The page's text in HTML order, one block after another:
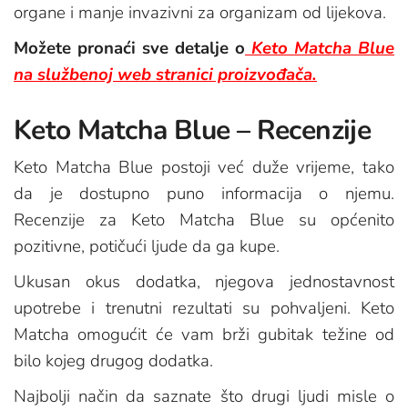
organe i manje invazivni za organizam od lijekova.
Možete pronaći sve detalje oKeto Matcha Blue
na službenoj web stranici proizvođača.
Keto Matcha Blue – Recenzije
Keto Matcha Blue postoji već duže vrijeme, tako
da je dostupno puno informacija o njemu.
Recenzije za Keto Matcha Blue su općenito
pozitivne, potičući ljude da ga kupe.
Ukusan okus dodatka, njegova jednostavnost
upotrebe i trenutni rezultati su pohvaljeni. Keto
Matcha omogućit će vam brži gubitak težine od
bilo kojeg drugog dodatka.
Najbolji način da saznate što drugi ljudi misle o